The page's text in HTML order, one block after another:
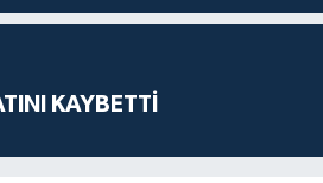
KAYBETTİ